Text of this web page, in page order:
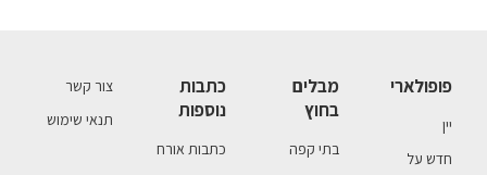
פופולארי
יין
חדש על
מבלים
בחוץ
בתי קפה
כתבות
נוספות
כתבות אורח
צור קשר
תנאי שימוש